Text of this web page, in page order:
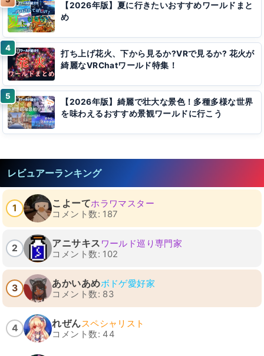
【2026年版】夏に行きたいおすすめワールドまと
め
打ち上げ花火、下から見るか?VRで見るか? 花火が
綺麗なVRChatワールド特集！
【2026年版】綺麗で壮大な景色！多種多様な世界
を味わえるおすすめ景観ワールドに行こう
レビュアーランキング
1 こよーてホラワマスター
コメント数: 187
2 アニサキス ワールド巡り専門家
コメント数: 102
3 あかいあめボドゲ愛好家
コメント数: 83
4 れぜんスペシャリスト
コメント数: 44